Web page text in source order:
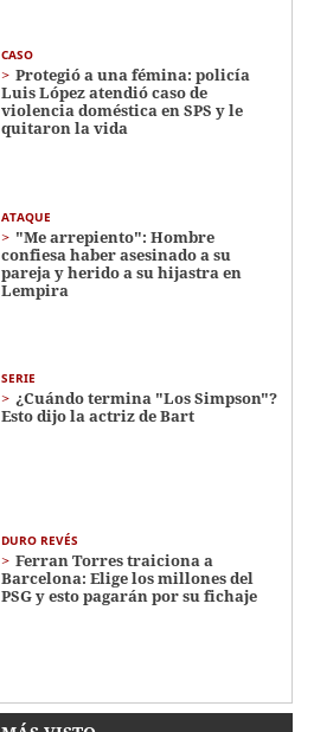
CASO
Protegió a una fémina: policía
Luis López atendió caso de
violencia doméstica en SPS y le
quitaron la vida
ATAQUE
"Me arrepiento": Hombre
confiesa haber asesinado a su
pareja y herido a su hijastra en
Lempira
SERIE
¿Cuándo termina "Los Simpson"?
Esto dijo la actriz de Bart
DURO REVÉS
Ferran Torres traiciona a
Barcelona: Elige los millones del
PSG y esto pagarán por su fichaje